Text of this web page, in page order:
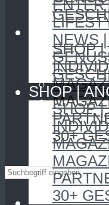
SHOP |
SHOP |
30+
NEWS
SHOP |
SHOP |
30+